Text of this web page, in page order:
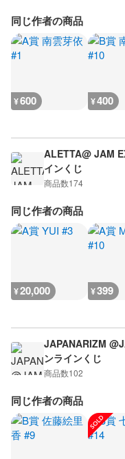
同じ作者の商品
¥600 ¥400
ALETTA@ JAM
インくじ
商品数174
同じ作者の商品
¥20,000 ¥399
JAPANARIZM
ンラインくじ
商品数102
同じ作者の商品